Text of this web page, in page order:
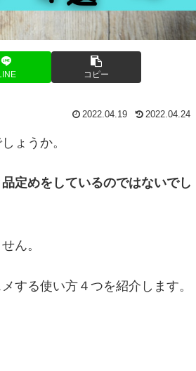
コピー
2022.04.19 2022.04.24
ょうか。
定めをしているのではないでし
ん。
する使い方４つを紹介します。